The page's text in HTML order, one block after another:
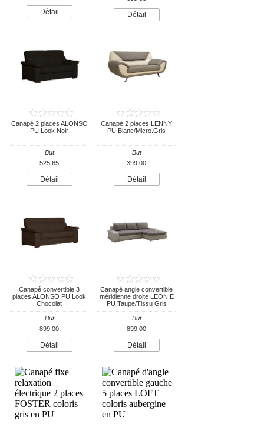
Détail Détail
Canapé 2 places ALONSO
PU Look Noir
But
525.65
Détail
Canapé 2 places LENNY
PU Blanc/Micro.Gris
But
399.00
Détail
Canapé convertible 3
places ALONSO PU Look
Chocolat
But
899.00
Détail
Canapé angle convertible
méridienne droite LEONIE
PU Taupe/Tissu Gris
But
899.00
Détail